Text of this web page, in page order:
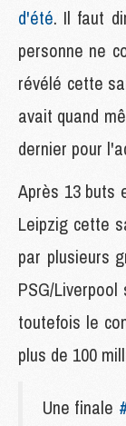
d'été. Il faut
personne ne
révélé cette
avait quand
dernier pour
Après 13 buts
Leipzig cette
par plusieurs
PSG/
toutefois le
plus de 100
Une finale